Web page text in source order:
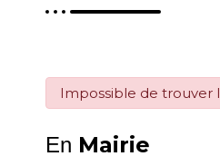
Impossible de trouver
En Mairie